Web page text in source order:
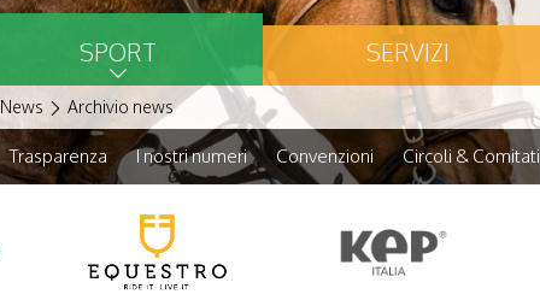
SPORT SERVIZI
News Archivio news
Trasparenza I nostri numeri Convenzioni Circoli & Comitati